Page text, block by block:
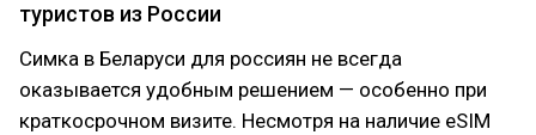
туристов из России
Симка в Беларуси для россиян не всегда
оказывается удобным решением — особенно при
краткосрочном визите. Несмотря на наличие eSIM